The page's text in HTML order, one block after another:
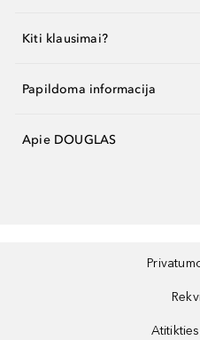
Kiti klausimai?
Papildoma informacija
Apie DOUGLAS